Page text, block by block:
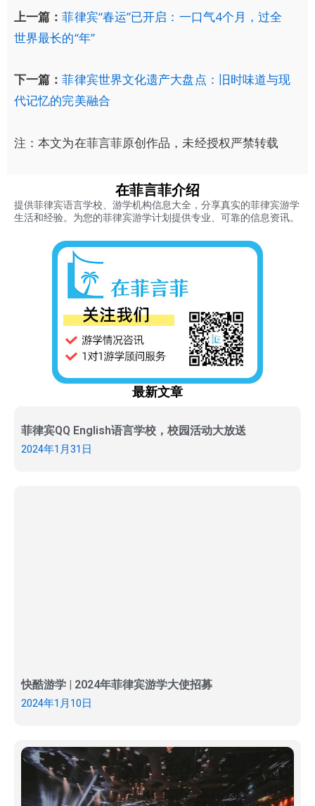
上一篇：菲律宾“春运”已开启：一口气4个月，过全
世界最长的“年”
下一篇：菲律宾世界文化遗产大盘点：旧时味道与现
代记忆的完美融合
注：本文为在菲言菲原创作品，未经授权严禁转载
在菲言菲介绍
提供菲律宾语言学校、游学机构信息大全，分享真实的菲律宾游学
生活和经验。为您的菲律宾游学计划提供专业、可靠的信息资讯。
最新文章
菲律宾QQ English语言学校，校园活动大放送
2024年1月31日
快酷游学 | 2024年菲律宾游学大使招募
2024年1月10日